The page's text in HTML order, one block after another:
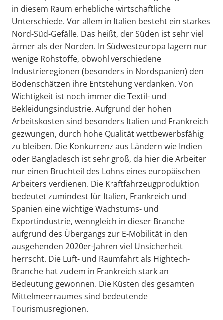
in diesem Raum erhebliche wirtschaftliche
Unterschiede. Vor allem in Italien besteht ein starkes
Nord-Süd-Gefälle. Das heißt, der Süden ist sehr viel
ärmer als der Norden. In Südwesteuropa lagern nur
wenige Rohstoffe, obwohl verschiedene
Industrieregionen (besonders in Nordspanien) den
Bodenschätzen ihre Entstehung verdanken. Von
Wichtigkeit ist noch immer die Textil- und
Bekleidungsindustrie. Aufgrund der hohen
Arbeitskosten sind besonders Italien und Frankreich
gezwungen, durch hohe Qualität wettbewerbsfähig
zu bleiben. Die Konkurrenz aus Ländern wie Indien
oder Bangladesch ist sehr groß, da hier die Arbeiter
nur einen Bruchteil des Lohns eines europäischen
Arbeiters verdienen. Die Kraftfahrzeugproduktion
bedeutet zumindest für Italien, Frankreich und
Spanien eine wichtige Wachstums- und
Exportindustrie, wenngleich in dieser Branche
aufgrund des Übergangs zur E-Mobilität in den
ausgehenden 2020er-Jahren viel Unsicherheit
herrscht. Die Luft- und Raumfahrt als Hightech-
Branche hat zudem in Frankreich stark an
Bedeutung gewonnen. Die Küsten des gesamten
Mittelmeerraumes sind bedeutende
Tourismusregionen.